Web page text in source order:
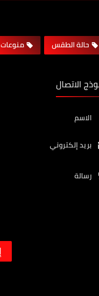
حالة الطقس منوعات
الاتصال
الاسم
بريد إلكتروني
رسالة